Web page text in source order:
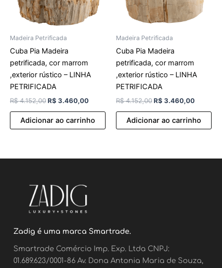
Madeira Petrificada
Cuba Pia Madeira
petrificada, cor marrom
,exterior rústico – LINHA
PETRIFICADA
R$4.152,00R$ 3.460,00
Adicionar ao carrinho
Madeira Petrificada
Cuba Pia Madeira
petrificada, cor marrom
,exterior rústico – LINHA
PETRIFICADA
R$4.152,00R$ 3.460,00
Adicionar ao carrinho
Zadig é uma marca Smartrade.
Smartrade Comércio Imp. Exp. Ltda CNPJ:
01.689.623/0001-86 Av. Dona Antonia Maria de Souza,